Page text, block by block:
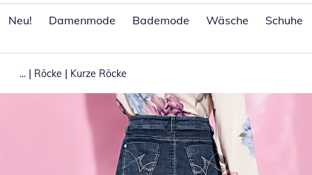
Neu!
Damenmode Bademode Wäsche Schuhe
... | Röcke | Kurze Röcke